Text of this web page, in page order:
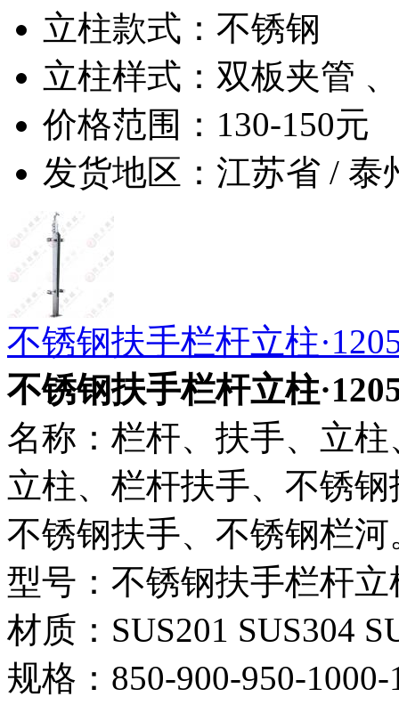
立柱款式：不锈钢
立柱样式：双板夹管
价格范围：130-150元
发货地区：江苏省 / 泰
不锈钢扶手栏杆立柱
不锈钢扶手栏杆立柱
名称：栏杆、扶手、立
立柱、栏杆扶手、不锈
不锈钢扶手、不锈钢栏河
型号：不锈钢扶手栏杆立
材质：SUS201 SUS304
规格：850-900-950-